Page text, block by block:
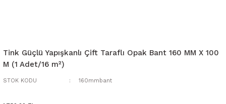
Tink Güçlü Yapışkanlı Çift Taraflı Opak Bant 160 MM X 100
M (1 Adet/16 m²)
STOK KODU 160mmbant